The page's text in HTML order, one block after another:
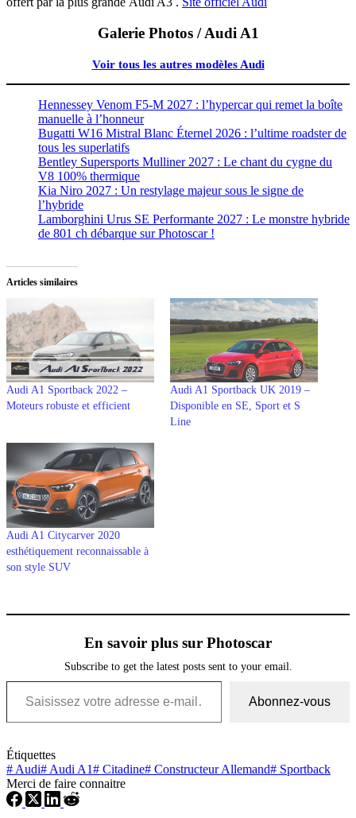
Galerie Photos / Audi A1
Voir tous les autres modèles Audi
Hennessey Venom F5-M 2027 : l’hypercar qui remet la boîte
manuelle à l’honneur
Bugatti W16 Mistral Blanc Éternel 2026 : l’ultime roadster de
tous les superlatifs
Bentley Supersports Mulliner 2027 : Le chant du cygne du
V8 100% thermique
Kia Niro 2027 : Un restylage majeur sous le signe de
l’hybride
Lamborghini Urus SE Performante 2027 : Le monstre hybride
de 801 ch débarque sur Photoscar !
Articles similaires
Audi A1 Sportback 2022 –
Moteurs robuste et efficient
Audi A1 Sportback UK 2019 –
Disponible en SE, Sport et S
Line
Audi A1 Citycarver 2020
esthétiquement reconnaissable à
son style SUV
En savoir plus sur Photoscar
Subscribe to get the latest posts sent to your email.
Saisissez votre adresse e-mail…
Abonnez-vous
Étiquettes
# Audi# Audi A1# Citadine# Constructeur Allemand# Sportback
Merci de faire connaitre